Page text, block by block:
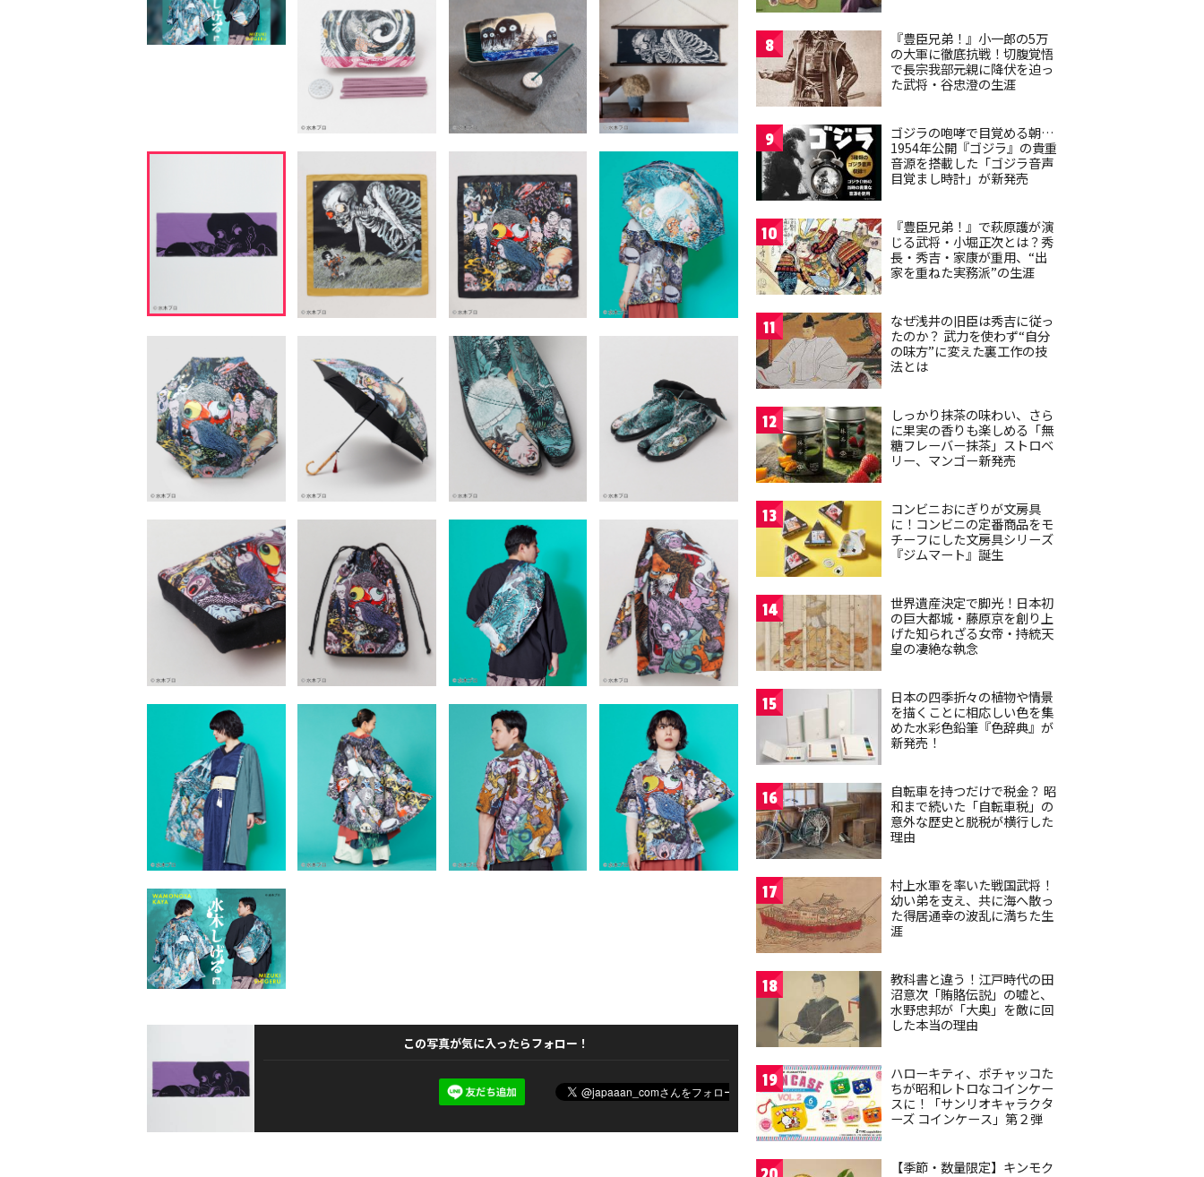
この写真が気に入ったらフォロー！
8
『豊臣兄弟！』小一郎の5万
の大軍に徹底抗戦！切腹覚悟
で長宗我部元親に降伏を迫っ
た武将・谷忠澄の生涯
9
ゴジラの咆哮で目覚める朝…
1954年公開『ゴジラ』の貴重
音源を搭載した「ゴジラ音声
目覚まし時計」が新発売
10
『豊臣兄弟！』で萩原護が演
じる武将・小堀正次とは？秀
長・秀吉・家康が重用、“出
家を重ねた実務派”の生涯
11
なぜ浅井の旧臣は秀吉に従っ
たのか？ 武力を使わず“自分
の味方”に変えた裏工作の技
法とは
12
しっかり抹茶の味わい、さら
に果実の香りも楽しめる「無
糖フレーバー抹茶」ストロベ
リー、マンゴー新発売
13
コンビニおにぎりが文房具
に！コンビニの定番商品をモ
チーフにした文房具シリーズ
『ジムマート』誕生
14
世界遺産決定で脚光！日本初
の巨大都城・藤原京を創り上
げた知られざる女帝・持統天
皇の凄絶な執念
15
日本の四季折々の植物や情景
を描くことに相応しい色を集
めた水彩色鉛筆『色辞典』が
新発売！
16
自転車を持つだけで税金？ 昭
和まで続いた「自転車税」の
意外な歴史と脱税が横行した
理由
17
村上水軍を率いた戦国武将！
幼い弟を支え、共に海へ散っ
た得居通幸の波乱に満ちた生
涯
18
教科書と違う！江戸時代の田
沼意次「賄賂伝説」の嘘と、
水野忠邦が「大奥」を敵に回
した本当の理由
19
ハローキティ、ポチャッコた
ちが昭和レトロなコインケー
スに！「サンリオキャラクタ
ーズ コインケース」第２弾
【季節・数量限定】キンモク